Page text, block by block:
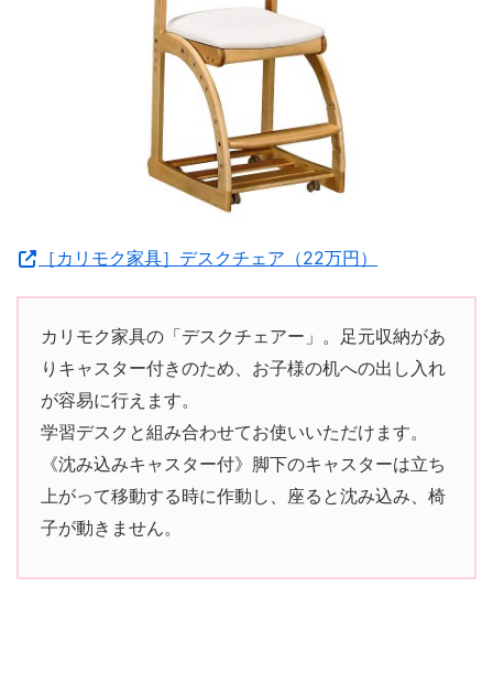
［カリモク家具］デスクチェア（22万円）
カリモク家具の「デスクチェアー」。足元収納があ
りキャスター付きのため、お子様の机への出し入れ
が容易に行えます。
学習デスクと組み合わせてお使いいただけます。
《沈み込みキャスター付》脚下のキャスターは立ち
上がって移動する時に作動し、座ると沈み込み、椅
子が動きません。